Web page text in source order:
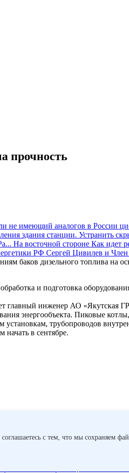
прочность
не имеющий аналогов в России
здания станции. Устранить
На восточной стороне Как идет
РФ Сергей Цивилев и
баков дизельного топлива на
и подготовка
главный инженер АО
энергообъекта. Пиковые
трубопроводов
в сентябре.
не имеющий аналогов в России
здания станции. Устранить
с тем, что мы сохраняем